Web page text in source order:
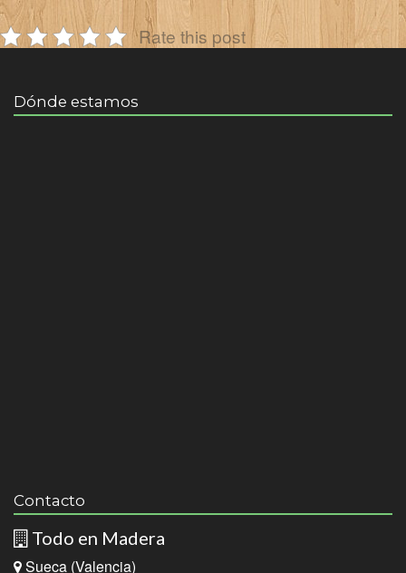
Rate this post
Dónde estamos
Contacto
Todo en Madera
Sueca (Valencia)